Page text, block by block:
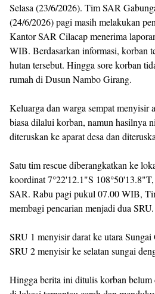
Selasa (23/6/2026). Tim SAR
(24/6/2026) pagi masih melakukan
Kantor SAR Cilacap menerima
WIB. Berdasarkan informasi, korban
hutan tersebut. Hingga sore korban
rumah di Dusun Nambo Girang.
Keluarga dan warga sempat menyisir
biasa dilalui korban, namun hasilnya
diteruskan ke aparat desa dan
Satu tim rescue diberangkatkan ke
koordinat 7°22'12.1"S
SAR. Rabu pagi pukul 07.00 WIB,
membagi pencarian menjadi dua SRU.
SRU 1 menyisir darat ke utara
SRU 2 menyisir ke selatan sungai
Hingga berita ini ditulis korban